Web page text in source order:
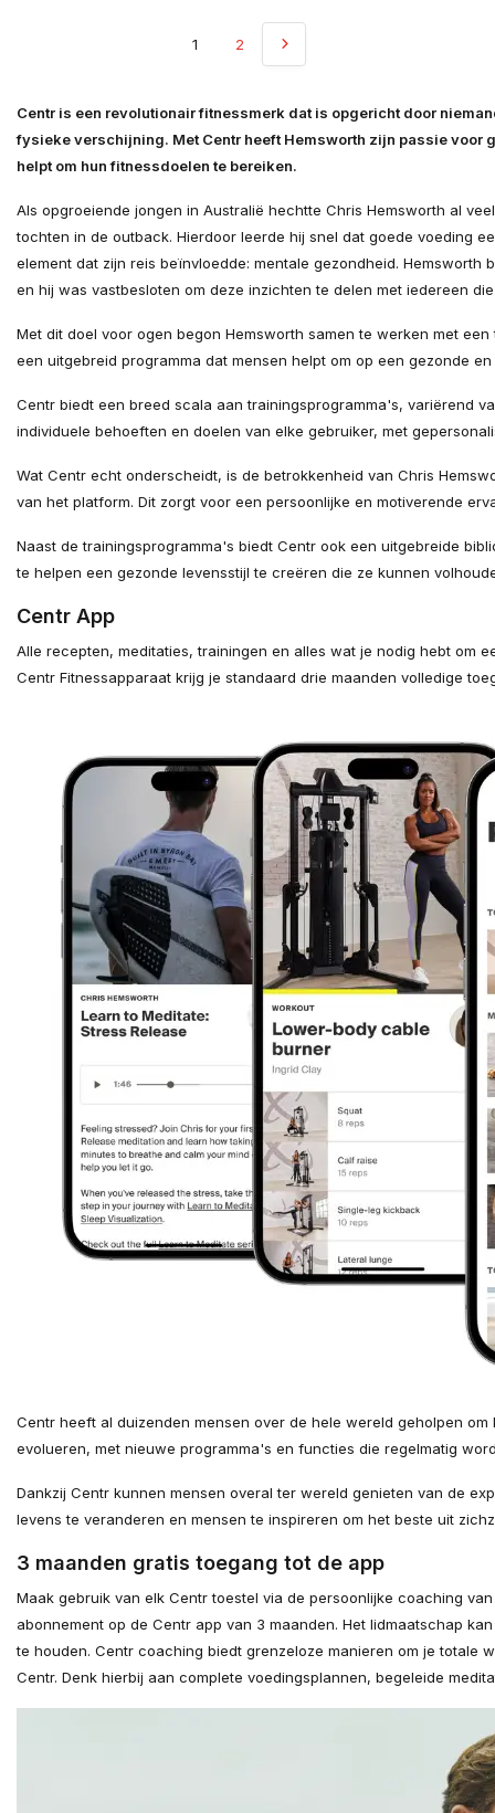
1 2
Centr is een revolutionair fitnessmerk dat is opgericht door
fysieke verschijning. Met Centr heeft Hemsworth zijn passie
helpt om hun fitnessdoelen te bereiken.
Als opgroeiende jongen in Australië hechtte Chris Hemsworth al
tochten in de outback. Hierdoor leerde hij snel dat goede voeding
element dat zijn reis beïnvloedde: mentale gezondheid.
en hij was vastbesloten om deze inzichten te delen met iedereen
Met dit doel voor ogen begon Hemsworth samen te werken met
een uitgebreid programma dat mensen helpt om op een gezonde
Centr biedt een breed scala aan trainingsprogramma's, variërend
individuele behoeften en doelen van elke gebruiker, met
Wat Centr echt onderscheidt, is de betrokkenheid van Chris
van het platform. Dit zorgt voor een persoonlijke en motiverende
Naast de trainingsprogramma's biedt Centr ook een uitgebreide
te helpen een gezonde levensstijl te creëren die ze kunnen
Centr App
Alle recepten, meditaties, trainingen en alles wat je nodig hebt om
Centr Fitnessapparaat krijg je standaard drie maanden volledige
Centr heeft al duizenden mensen over de hele wereld geholpen
evolueren, met nieuwe programma's en functies die regelmatig
Dankzij Centr kunnen mensen overal ter wereld genieten van de
levens te veranderen en mensen te inspireren om het beste uit
3 maanden gratis toegang tot de app
Maak gebruik van elk Centr toestel via de persoonlijke coaching
abonnement op de Centr app van 3 maanden. Het lidmaatschap
te houden. Centr coaching biedt grenzeloze manieren om je totale
Centr. Denk hierbij aan complete voedingsplannen, begeleide